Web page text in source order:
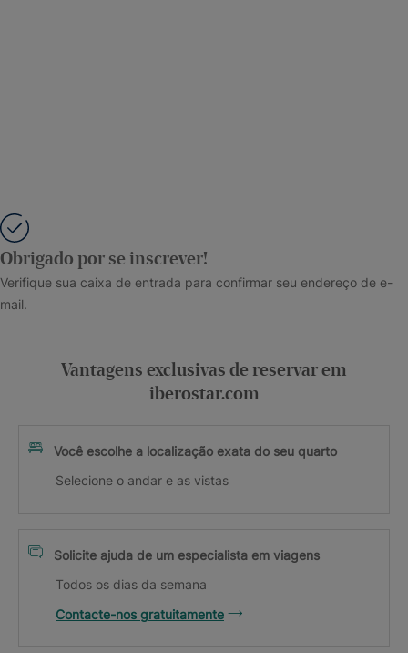
Obrigado por se inscrever!
Verifique sua caixa de entrada para confirmar seu endereço de e-
mail.
Vantagens exclusivas de reservar em
iberostar.com
Você escolhe a localização exata do seu quarto
Selecione o andar e as vistas
Solicite ajuda de um especialista em viagens
Todos os dias da semana
Contacte-nos gratuitamente